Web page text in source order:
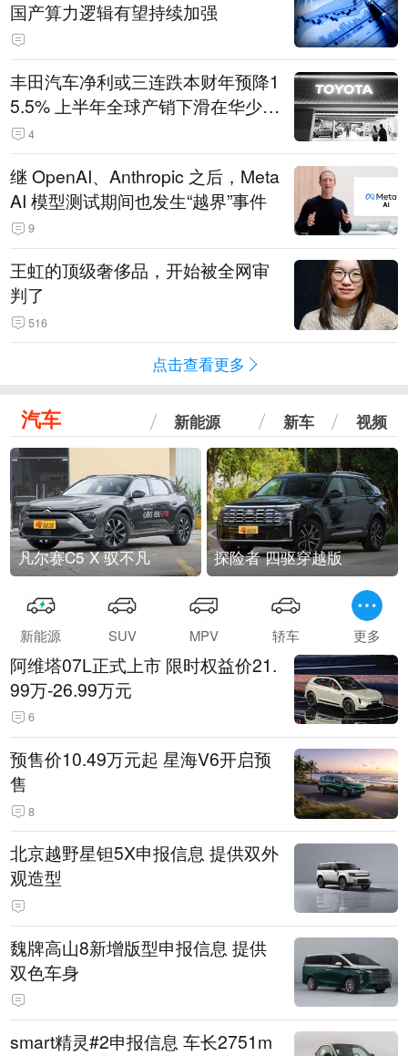
国产算力逻辑有望持续加强
丰田汽车净利或三连跌本财年预降1
5.5% 上半年全球产销下滑在华少卖
14.3万辆
4
继 OpenAI、Anthropic 之后，Meta
AI 模型测试期间也发生“越界”事件
9
王虹的顶级奢侈品，开始被全网审
判了
516
点击查看更多
汽车 新能源 新车 视频
凡尔赛C5 X 驭不凡 探险者 四驱穿越版
新能源 SUV MPV 轿车 更多
阿维塔07L正式上市 限时权益价21.
99万-26.99万元
6
预售价10.49万元起 星海V6开启预
售
8
北京越野星钽5X申报信息 提供双外
观造型
魏牌高山8新增版型申报信息 提供
双色车身
smart精灵#2申报信息 车长2751m